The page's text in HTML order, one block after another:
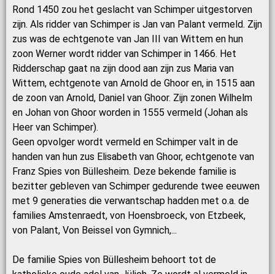
Rond 1450 zou het geslacht van Schimper uitgestorven
zijn. Als ridder van Schimper is Jan van Palant vermeld. Zijn
zus was de echtgenote van Jan III van Wittem en hun
zoon Werner wordt ridder van Schimper in 1466. Het
Ridderschap gaat na zijn dood aan zijn zus Maria van
Wittem, echtgenote van Arnold de Ghoor en, in 1515 aan
de zoon van Arnold, Daniel van Ghoor. Zijn zonen Wilhelm
en Johan von Ghoor worden in 1555 vermeld (Johan als
Heer van Schimper).
Geen opvolger wordt vermeld en Schimper valt in de
handen van hun zus Elisabeth van Ghoor, echtgenote van
Franz Spies von Büllesheim. Deze bekende familie is
bezitter gebleven van Schimper gedurende twee eeuwen
met 9 generaties die verwantschap hadden met o.a. de
families Amstenraedt, von Hoensbroeck, von Etzbeek,
von Palant, Von Beissel von Gymnich,...
De familie Spies von Büllesheim behoort tot de